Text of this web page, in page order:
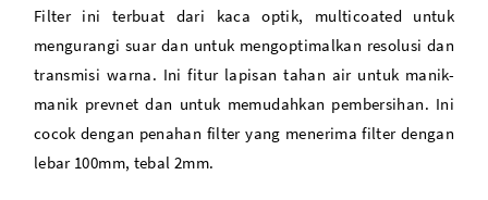
Filter ini terbuat dari kaca optik, multicoated untuk
mengurangi suar dan untuk mengoptimalkan resolusi dan
transmisi warna. Ini fitur lapisan tahan air untuk manik-
manik prevnet dan untuk memudahkan pembersihan. Ini
cocok dengan penahan filter yang menerima filter dengan
lebar 100mm, tebal 2mm.